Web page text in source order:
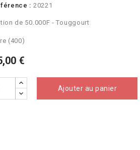
: 20221
de 50.000F - Touggourt
(400)
€
Ajouter au panier